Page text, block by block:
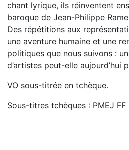
chant lyrique, ils réinventent
baroque de Jean-Philippe
Des répétitions aux
une aventure humaine et une
politiques que nous suivons :
d’artistes peut-elle aujourd’hui
VO sous-titrée en tchèque.
Sous-titres tchèques : PMEJ FF